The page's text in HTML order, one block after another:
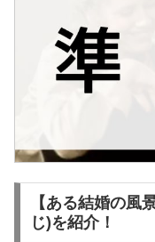
【ある結婚の風
じ)を紹介！